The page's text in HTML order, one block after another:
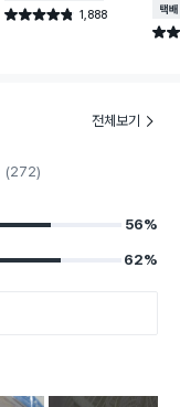
별점 4.8점 1,888
건 작성
택배
별점
전체보기
(272)
56%
62%